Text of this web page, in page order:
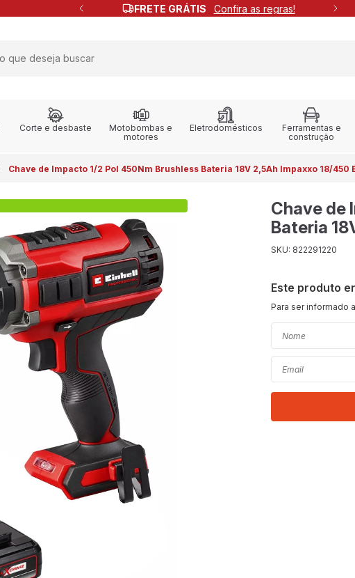
FRETE GRÁTIS Confira as regras!
Corte e desbaste
Motobombas e
motores
Eletrodomésticos
Ferramentas e
construção
Chave de Impacto 1/2 Pol 450Nm Brushless Bateria 18V 2,5Ah Impaxxo 18/450
Chave de
Bateria
SKU: 822291220
Este produto
Para ser informado